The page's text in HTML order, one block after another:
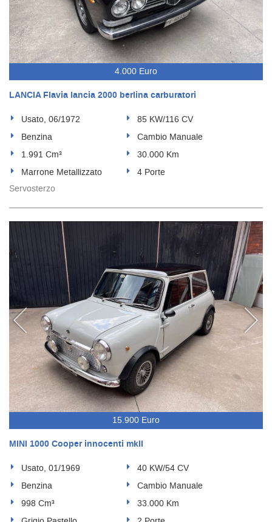
4.000 Euro
LANCIA Flavia lancia 2000 berlina carburatori
Usato, 06/1972
85 KW/116 CV
Benzina
Cambio Manuale
1.991 Cm³
30.000 Km
Marrone Metallizzato
4 Porte
Servosterzo
15.900 Euro
MINI 1000 Cooper innocenti mkII
Usato, 01/1969
40 KW/54 CV
Benzina
Cambio Manuale
998 Cm³
33.000 Km